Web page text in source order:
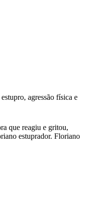
agressão física e
que reagiu e gritou,
estuprador. Floriano